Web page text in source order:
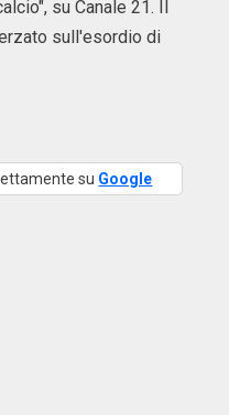
su Canale 21. Il
sull'esordio di
su Google